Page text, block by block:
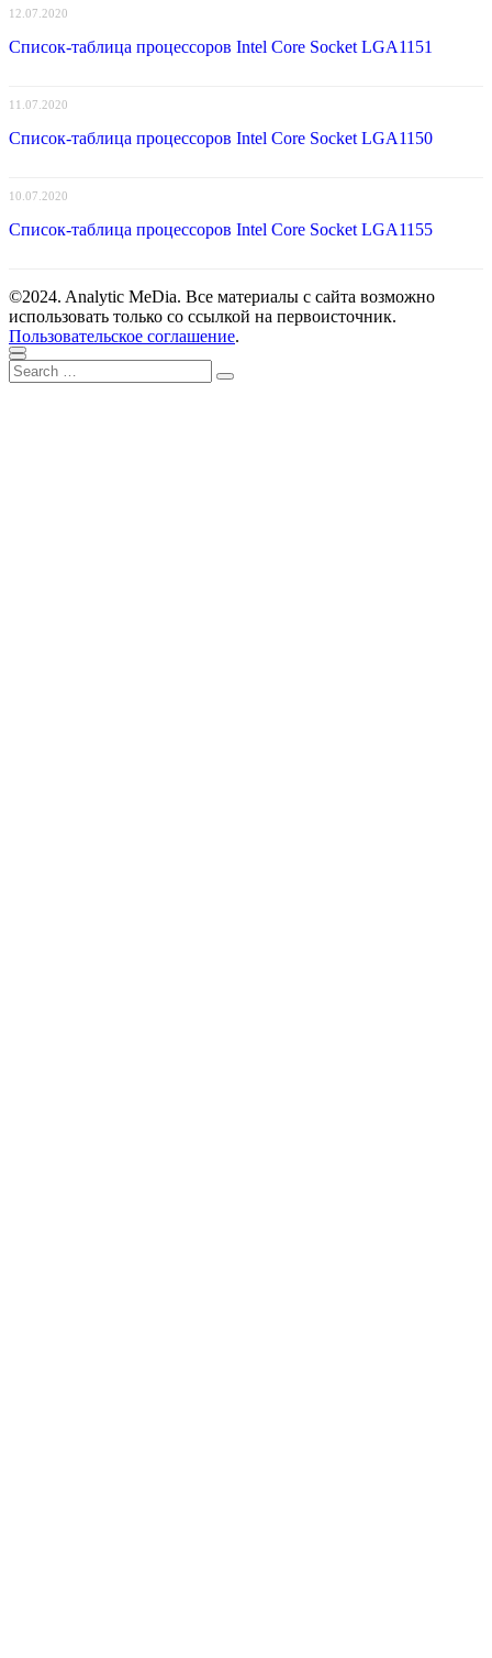
12.07.2020
Список-таблица процессоров Intel Core Socket LGA1151
11.07.2020
Список-таблица процессоров Intel Core Socket LGA1150
10.07.2020
Список-таблица процессоров Intel Core Socket LGA1155
©2024. Analytic MeDia. Все материалы с сайта возможно
использовать только со ссылкой на первоисточник.
Пользовательское соглашение.
Scroll
to
Close
Search
for:
Search